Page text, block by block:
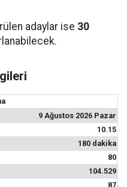
adaylar ise 30
9 Ağustos 2026 Pazar
10.15
180 dakika
80
104.529
87